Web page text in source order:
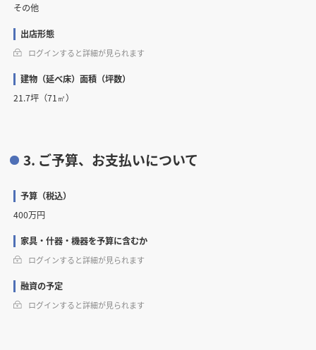
その他
出店形態
ログインすると詳細が見られます
建物（延べ床）面積（坪数）
21.7坪（71㎡）
3. ご予算、お支払いについて
予算（税込）
400万円
家具・什器・機器を予算に含むか
ログインすると詳細が見られます
融資の予定
ログインすると詳細が見られます